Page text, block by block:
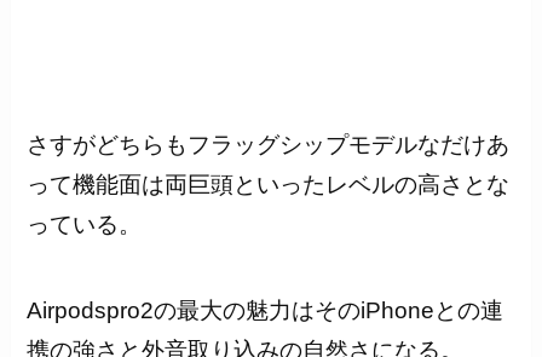
さすがどちらもフラッグシップモデルなだけあ
って機能面は両巨頭といったレベルの高さとな
っている。
Airpodspro2の最大の魅力はそのiPhoneとの連
携の強さと外音取り込みの自然さになる。